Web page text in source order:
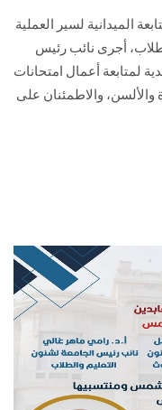
الميدانية لسير العملية
أجرى نائب رئيس
لمتابعة أعمال امتحانات
والألسن، والاطمئنان على